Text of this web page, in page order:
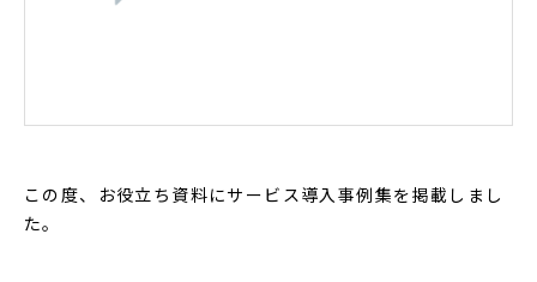
この度、お役立ち資料にサービス導入事例集を掲載しまし
た。